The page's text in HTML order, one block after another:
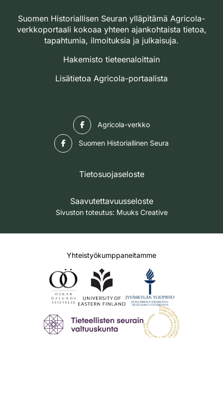
Suomen Historiallisen Seuran ylläpitämä Agricola-
verkkoportaali kokoaa yhteen ajankohtaista tietoa,
tapahtumia, ilmoituksia ja julkaisuja.
Hakemisto tieteenaloittain
Lisätietoa Agricola-portaalista
Agricola-verkko
Suomen Historiallinen Seura
Tietosuojaseloste
Saavutettavuusseloste
Sivuston toteutus: Muuks Creative
Yhteistyökumppaneitamme